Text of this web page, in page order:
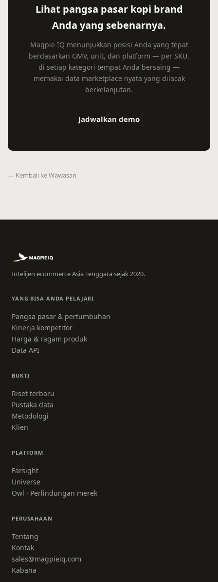
Lihat pangsa pasar kopi brand
Anda yang sebenarnya.
Magpie IQ menunjukkan posisi Anda yang tepat
berdasarkan GMV, unit, dan platform — per SKU,
di setiap kategori tempat Anda bersaing —
memakai data marketplace nyata yang dilacak
berkelanjutan.
Jadwalkan demo
← Kembali ke Wawasan
Intelijen ecommerce Asia Tenggara sejak 2020.
YANG BISA ANDA PELAJARI
Pangsa pasar & pertumbuhan
Kinerja kompetitor
Harga & ragam produk
Data API
BUKTI
Riset terbaru
Pustaka data
Metodologi
Klien
PLATFORM
Farsight
Universe
Owl · Perlindungan merek
PERUSAHAAN
Tentang
Kontak
sales@magpieiq.com
Kabana